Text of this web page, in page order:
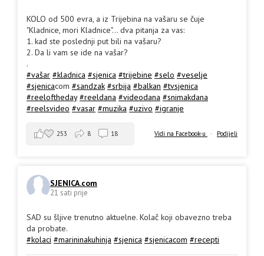
KOLO od 500 evra, a iz Trijebina na vašaru se čuje
"Kladnice, mori Kladnice"... dva pitanja za vas:
1. kad ste poslednji put bili na vašaru?
2. Da li vam se ide na vašar?
.
#vašar #kladnica #sjenica #trijebine #selo #veselje
#sjenicacom #sandzak #srbija #balkan #tvsjenica
#reeloftheday #reeldana #videodana #snimakdana
#reelsvideo #vasar #muzika #uzivo #igranje
Vidi na Facebook-u · Podijeli
253 8 18
SJENICA.com
21 sati prije
SAD su šljive trenutno aktuelne. Kolač koji obavezno treba
da probate.
#kolaci #marininakuhinja #sjenica #sjenicacom #recepti